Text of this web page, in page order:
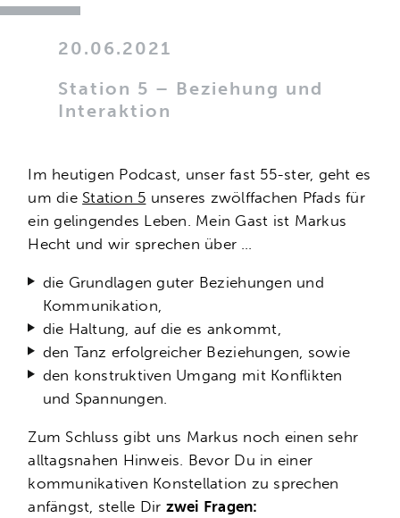
20.06.2021
Station 5 – Beziehung und
Interaktion
Im heutigen Podcast, unser fast 55-ster, geht es
um die Station 5 unseres zwölffachen Pfads für
ein gelingendes Leben. Mein Gast ist Markus
Hecht und wir sprechen über …
die Grundlagen guter Beziehungen und
Kommunikation,
die Haltung, auf die es ankommt,
den Tanz erfolgreicher Beziehungen, sowie
den konstruktiven Umgang mit Konflikten
und Spannungen.
Zum Schluss gibt uns Markus noch einen sehr
alltagsnahen Hinweis. Bevor Du in einer
kommunikativen Konstellation zu sprechen
anfängst, stelle Dir zwei Fragen: